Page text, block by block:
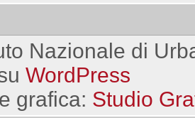
Nazionale di
WordPress
grafica: Studio